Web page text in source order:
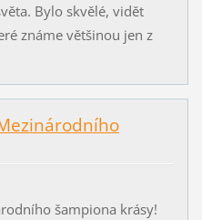
Bylo skvělé, vidět
známe většinou jen z
šampiona krásy!